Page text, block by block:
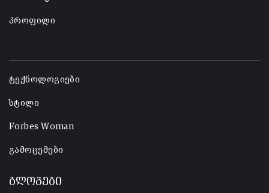
პროფილი
ტექნოლოგიები
სტილი
Forbes Woman
გამოცემები
ბლოგები